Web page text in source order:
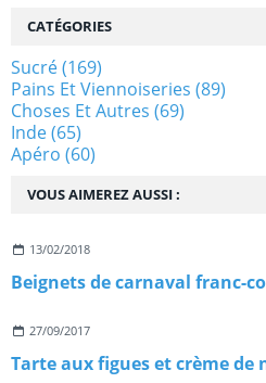
VOUS AIMEREZ AUSSI :
13/02/2018
Beignets de carnaval franc-
27/09/2017
Tarte aux figues et crème de
CATÉGORIES
Sucré(169)
Pains Et Viennoiseries (89)
Choses Et Autres (69)
Inde(65)
Apéro (60)